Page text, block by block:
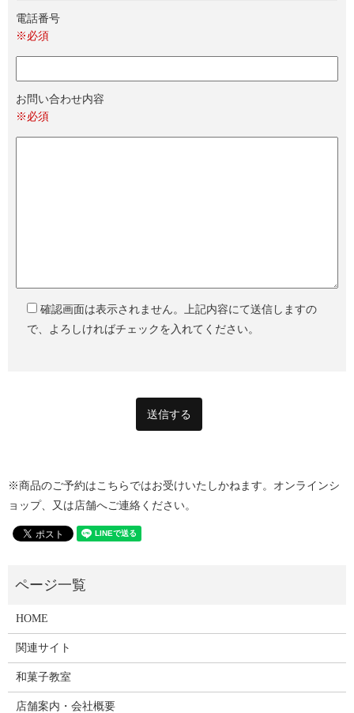
電話番号
※必須
お問い合わせ内容
※必須
確認画面は表示されません。上記内容にて送信しますの
で、よろしければチェックを入れてください。
※商品のご予約はこちらではお受けいたしかねます。オンラインシ
ョップ、又は店舗へご連絡ください。
HOME
関連サイト
和菓子教室
店舗案内・会社概要